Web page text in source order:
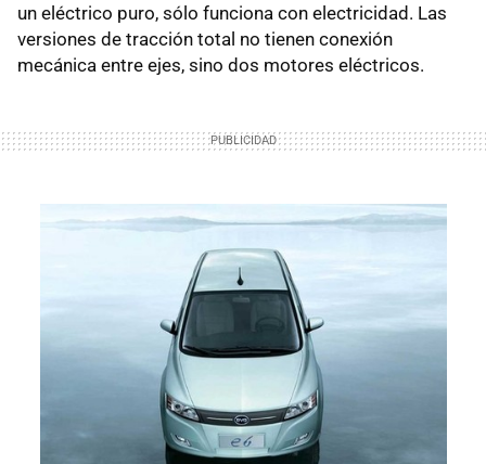
un eléctrico puro, sólo funciona con electricidad. Las
versiones de tracción total no tienen conexión
mecánica entre ejes, sino dos motores eléctricos.